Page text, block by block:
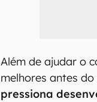
Além de ajudar o
melhores antes
pressiona